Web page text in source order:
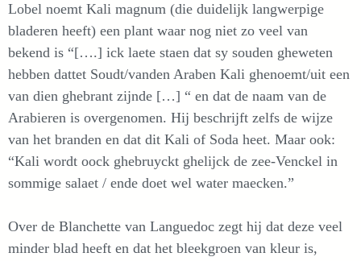
Lobel noemt Kali magnum (die duidelijk langwerpige
bladeren heeft) een plant waar nog niet zo veel van
bekend is “[….] ick laete staen dat sy souden gheweten
hebben dattet Soudt/vanden Araben Kali ghenoemt/uit een
van dien ghebrant zijnde […] “ en dat de naam van de
Arabieren is overgenomen. Hij beschrijft zelfs de wijze
van het branden en dat dit Kali of Soda heet. Maar ook:
“Kali wordt oock ghebruyckt ghelijck de zee-Venckel in
sommige salaet / ende doet wel water maecken.”
Over de Blanchette van Languedoc zegt hij dat deze veel
minder blad heeft en dat het bleekgroen van kleur is,